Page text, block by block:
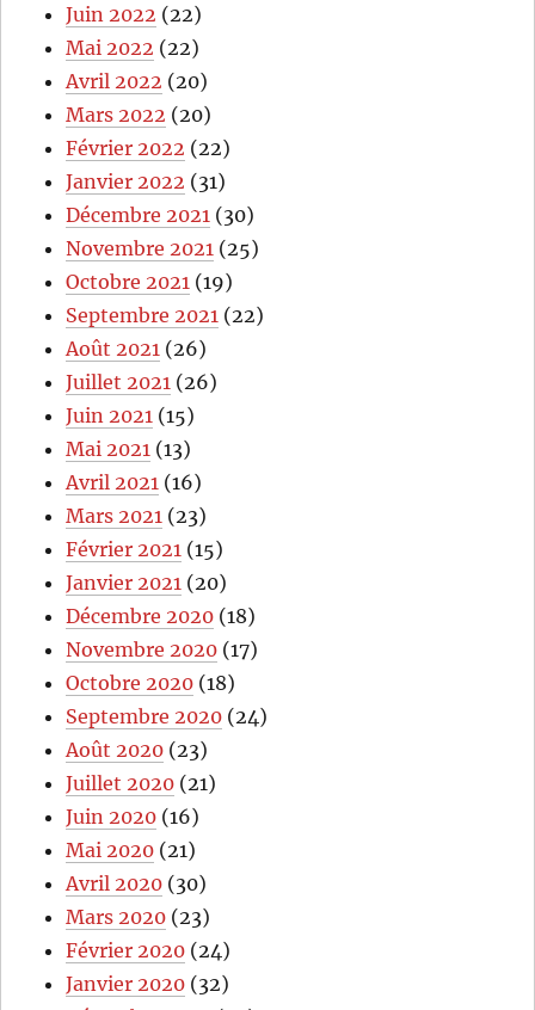
Juin 2022 (22)
Mai 2022 (22)
Avril 2022 (20)
Mars 2022 (20)
Février 2022 (22)
Janvier 2022 (31)
Décembre 2021 (30)
Novembre 2021 (25)
Octobre 2021 (19)
Septembre 2021 (22)
Août 2021 (26)
Juillet 2021 (26)
Juin 2021 (15)
Mai 2021 (13)
Avril 2021 (16)
Mars 2021 (23)
Février 2021 (15)
Janvier 2021 (20)
Décembre 2020 (18)
Novembre 2020 (17)
Octobre 2020 (18)
Septembre 2020 (24)
Août 2020 (23)
Juillet 2020 (21)
Juin 2020 (16)
Mai 2020 (21)
Avril 2020 (30)
Mars 2020 (23)
Février 2020 (24)
Janvier 2020 (32)